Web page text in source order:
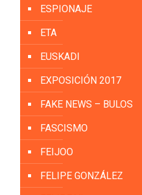
ESPIONAJE
ETA
EUSKADI
EXPOSICIÓN 2017
FAKE NEWS – BULOS
FASCISMO
FEIJOO
FELIPE GONZÁLEZ